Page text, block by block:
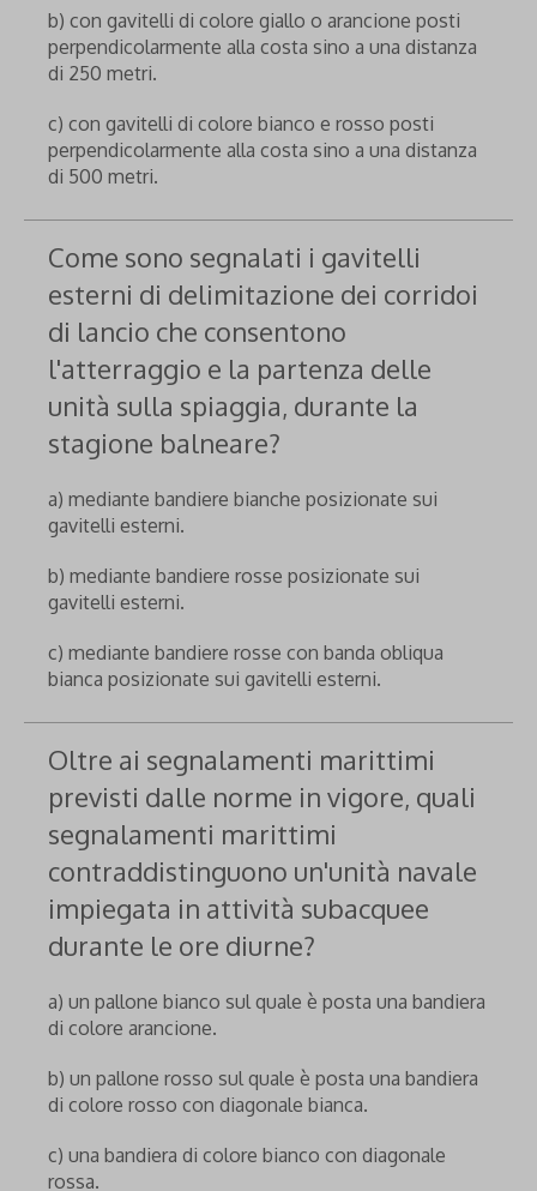
b) con gavitelli di colore giallo o arancione posti
perpendicolarmente alla costa sino a una distanza
di 250 metri.
c) con gavitelli di colore bianco e rosso posti
perpendicolarmente alla costa sino a una distanza
di 500 metri.
Come sono segnalati i gavitelli
esterni di delimitazione dei corridoi
di lancio che consentono
l'atterraggio e la partenza delle
unità sulla spiaggia, durante la
stagione balneare?
a) mediante bandiere bianche posizionate sui
gavitelli esterni.
b) mediante bandiere rosse posizionate sui
gavitelli esterni.
c) mediante bandiere rosse con banda obliqua
bianca posizionate sui gavitelli esterni.
Oltre ai segnalamenti marittimi
previsti dalle norme in vigore, quali
segnalamenti marittimi
contraddistinguono un'unità navale
impiegata in attività subacquee
durante le ore diurne?
a) un pallone bianco sul quale è posta una bandiera
di colore arancione.
b) un pallone rosso sul quale è posta una bandiera
di colore rosso con diagonale bianca.
c) una bandiera di colore bianco con diagonale
rossa.